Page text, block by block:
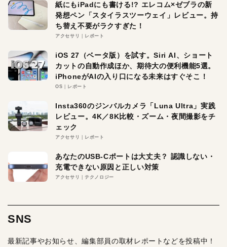
紙にもiPadにも書ける!? エレコム×ゼブラの新
発想ペン「スタイラスツーウェイ」レビュー。持
ち替え不要がラクすぎた！
アクセサリ レポート
iOS 27（ベータ版）を試す。Siri AI、ショート
カットの自動作成ほか、期待大の便利機能5選。
iPhoneがAIの入り口になる未来はすぐそこ！
OS レポート
Insta360のジンバルカメラ「Luna Ultra」実践
レビュー。4K／8K比較・ズーム・夜間撮影をチ
ェック
アクセサリ レポート
あなたのUSB-Cポートは大丈夫？ 認識しない・
充電できない原因と正しい対策
アクセサリ テクノロジー
SNS
最新記事やお知らせ、編集部員の取材レポートなどを投稿中！